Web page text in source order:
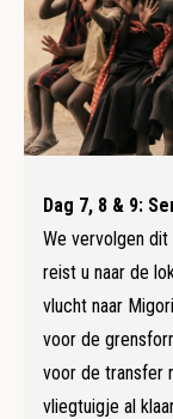
Dag 7, 8 & 9:
We vervolgen dit
reist u naar de
vlucht naar
voor de
voor de transfer
vliegtuigje al